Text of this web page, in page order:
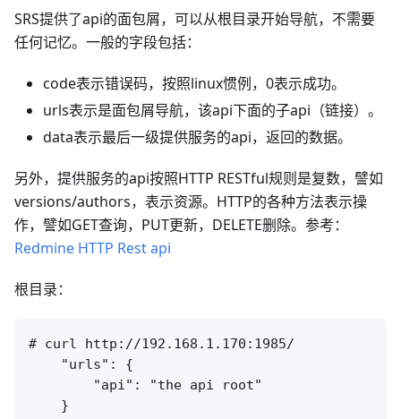
SRS提供了api的面包屑，可以从根目录开始导航，不需要
任何记忆。一般的字段包括：
code表示错误码，按照linux惯例，0表示成功。
urls表示是面包屑导航，该api下面的子api（链接）。
data表示最后一级提供服务的api，返回的数据。
另外，提供服务的api按照HTTP RESTful规则是复数，譬如
versions/authors，表示资源。HTTP的各种方法表示操
作，譬如GET查询，PUT更新，DELETE删除。参考：
Redmine HTTP Rest api
根目录：
# curl http://192.168.1.170:1985/
    "urls": {
        "api": "the api root"